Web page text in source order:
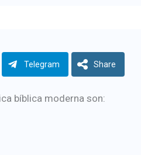
Telegram Share
bíblica moderna son: